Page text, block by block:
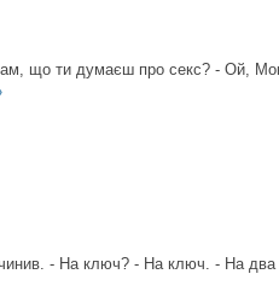
що ти думаєш про секс? - Ой,
- На ключ? - На ключ. - На